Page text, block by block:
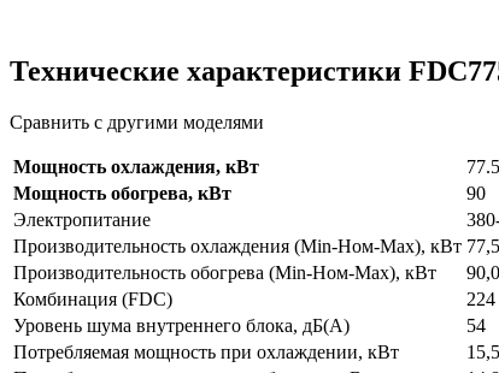
Технические характеристики
Сравнить с другими моделями
Мощность охлаждения, кВт
77.5
Мощность обогрева, кВт
90
Электропитание
Производительность охлаждения (Min-Ном-Max), кВт 77,5
Производительность обогрева (Min-Ном-Max), кВт
90,0
Комбинация (FDC)
Уровень шума внутреннего блока, дБ(А)
54
Потребляемая мощность при охлаждении, кВт
15,5